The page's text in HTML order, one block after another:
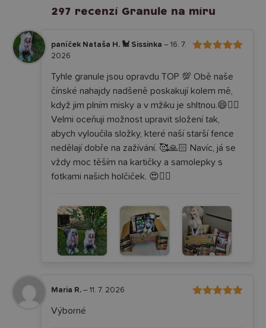
297 recenzí Granule na míru
paníček Nataša H. 🐩 Sissinka– 16. 7.
2026
Tyhle granule jsou opravdu TOP 💯 Obě naše
čínské nahajdy nadšeně poskakují kolem mě,
když jim plním misky a v mžiku je shltnou.😄👌🏼
Velmi oceňuji možnost upravit složení tak,
abych vyloučila složky, které naší starší fence
nedělají dobře na zažívání. 🥰🙏🏻 Navíc, já se
vždy moc těším na kartičky a samolepky s
fotkami našich holčiček. 😍✌🏻
Maria R. – 11. 7. 2026
Výborné